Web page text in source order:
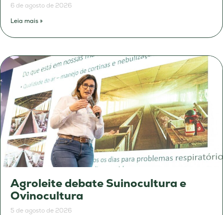
6 de agosto de 2026
Leia mais »
Agroleite debate Suinocultura e
Ovinocultura
5 de agosto de 2026